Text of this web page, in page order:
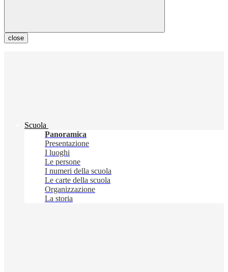
close
Scuola
Panoramica
Presentazione
I luoghi
Le persone
I numeri della scuola
Le carte della scuola
Organizzazione
La storia